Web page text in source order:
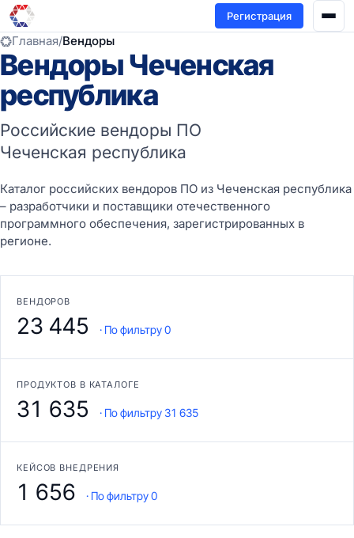
Регистрация
Главная/Вендоры
Вендоры Чеченская
республика
Российские вендоры ПО
Чеченская республика
Каталог российских вендоров ПО из Чеченская республика
– разработчики и поставщики отечественного
программного обеспечения, зарегистрированных в
регионе.
ВЕНДОРОВ
23 445 · По фильтру 0
ПРОДУКТОВ В КАТАЛОГЕ
31 635 · По фильтру 31 635
КЕЙСОВ ВНЕДРЕНИЯ
1 656 · По фильтру 0